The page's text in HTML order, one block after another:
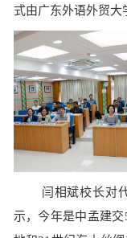
式由广东外语外贸大
闫相斌校长对
示，今年是中孟建交